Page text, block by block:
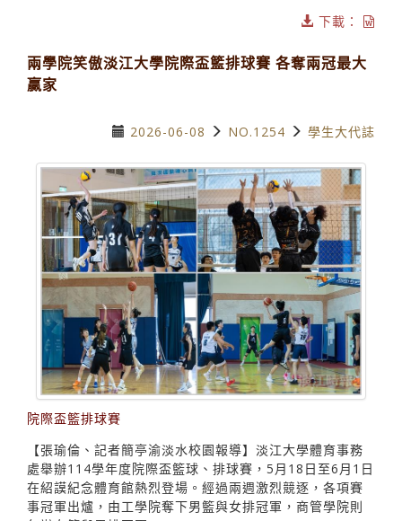
下載：
兩學院笑傲淡江大學院際盃籃排球賽 各奪兩冠最大
贏家
2026-06-08 NO.1254 學生大代誌
院際盃籃排球賽
【張瑜倫、記者簡亭渝淡水校園報導】淡江大學體育事務
處舉辦114學年度院際盃籃球、排球賽，5月18日至6月1日
在紹謨紀念體育館熱烈登場。經過兩週激烈競逐，各項賽
事冠軍出爐，由工學院奪下男籃與女排冠軍，商管學院則